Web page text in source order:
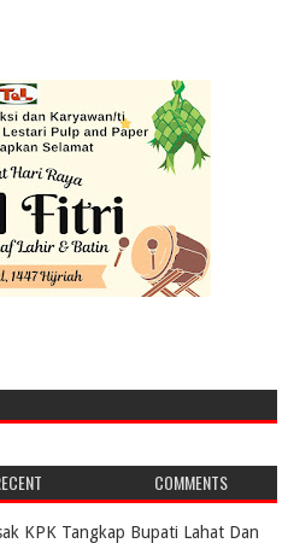
COMMENTS
KPK Tangkap Bupati Lahat Dan